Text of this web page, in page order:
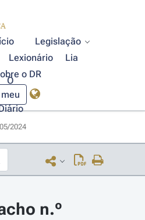
Legislação
Lexionário
Lia
o DR
O
meu
2024
n.º